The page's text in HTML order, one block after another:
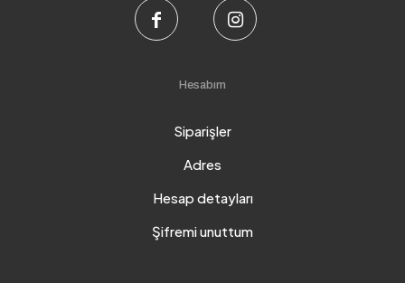
Hesabım
Siparişler
Adres
Hesap detayları
Şifremi unuttum